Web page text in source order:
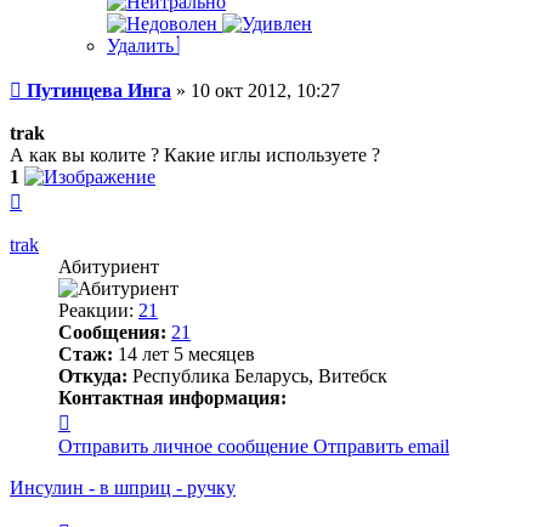
Удалить
Сообщение
Путинцева Инга » 10 окт 2012, 10:27
trak
А как вы колите ? Какие иглы используете ?
1
началу
trak
Абитуриент
Реакции: 21
Сообщения: 21
Стаж: 14 лет 5 месяцев
Откуда: Республика Беларусь, Витебск
Контактная информация:
информация
пользователя
trak
Отправить личное сообщение Отправить email
Инсулин - в шприц - ручку